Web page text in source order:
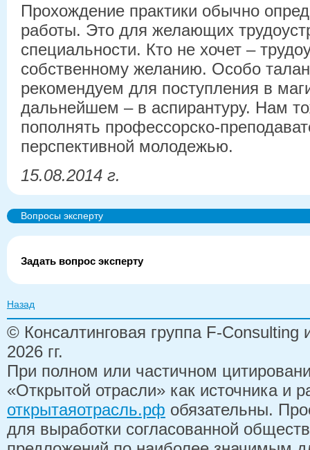
Прохождение практики обычно
работы. Это для желающих
специальности. Кто не хочет –
собственному желанию. Особо
рекомендуем для поступления в
дальнейшем – в аспирантуру. Нам
пополнять профессорско-
перспективной молодежью.
15.08.2014 г.
Вопросы эксперту
Задать вопрос эксперту
Назад
© Консалтинговая группа F-
2026 гг.
При полном или частичном
«Открытой отрасли» как источника и
открытаяотрасль.рф обязательны.
для выработки согласованной